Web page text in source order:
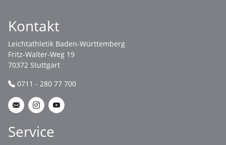
Kontakt
Leichtathletik Baden-Württemberg
Fritz-Walter-Weg 19
70372 Stuttgart
0711 - 280 77 700
Service